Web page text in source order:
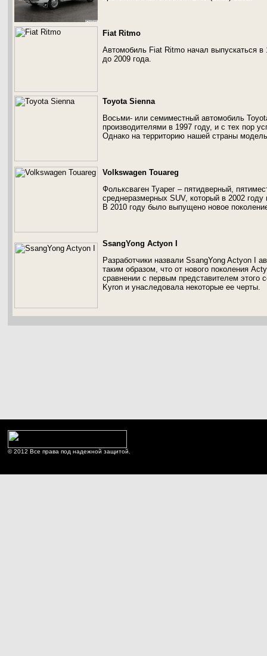
Fiat Ritmo
Автомобиль Fiat Ritmo начал выпускаться
до 2009 года.
Toyota Sienna
Восьми- или семиместный автомобиль
производителями в 1997 году, и с тех пор
Однако на территорию нашей страны
Volkswagen Touareg
Фольксваген Туарег – пятидверный,
среднеразмерных SUV, который в 2002
В 2010 году было выпущено новое
SsangYong Actyon I
Разработчики назвали SsangYong Actyon I
таким образом, что от нового поколения
сравнении с первым представителем этого
Kyron и унаследовала некоторые ее черты.
© 2012 Все права под надежной защитой.